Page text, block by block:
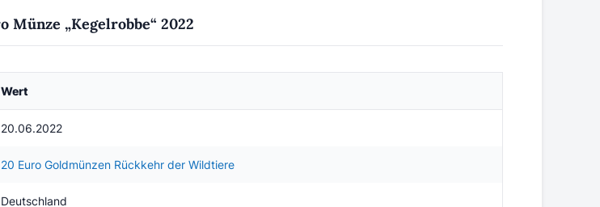
Münze „Kegelrobbe“ 2022
Wert
20.06.2022
20 Euro Goldmünzen Rückkehr der Wildtiere
Deutschland